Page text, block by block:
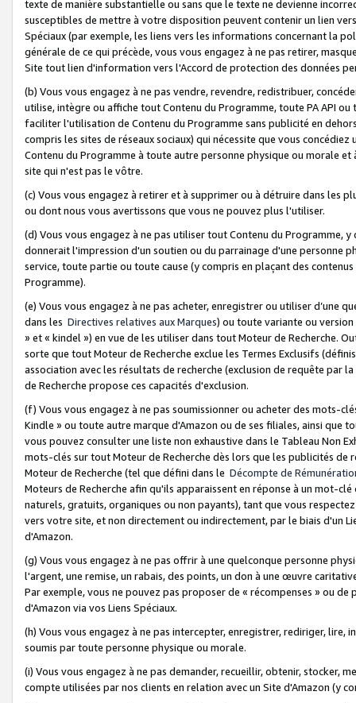
texte de manière substantielle ou sans que le texte ne devienne
susceptibles de mettre à votre disposition peuvent contenir un lien
Spéciaux (par exemple, les liens vers les informations concernant la
générale de ce qui précède, vous vous engagez à ne pas retirer,
Site tout lien d'information vers l'Accord de protection des données
(b) Vous vous engagez à ne pas vendre, revendre, redistribuer,
utilise, intègre ou affiche tout Contenu du Programme, toute PA API
faciliter l'utilisation de Contenu du Programme sans publicité en
compris les sites de réseaux sociaux) qui nécessite que vous
Contenu du Programme à toute autre personne physique ou morale
site qui n'est pas le vôtre.
(c) Vous vous engagez à retirer et à supprimer ou à détruire dans les
ou dont nous vous avertissons que vous ne pouvez plus l'utiliser.
(d) Vous vous engagez à ne pas utiliser tout Contenu du Programme,
donnerait l'impression d'un soutien ou du parrainage d'une personne
service, toute partie ou toute cause (y compris en plaçant des
Programme).
(e) Vous vous engagez à ne pas acheter, enregistrer ou utiliser d’une
dans les Directives relatives aux Marques) ou toute variante ou
» et « kindel ») en vue de les utiliser dans tout Moteur de Recherche.
sorte que tout Moteur de Recherche exclue les Termes Exclusifs
association avec les résultats de recherche (exclusion de requête
de Recherche propose ces capacités d'exclusion.
(f) Vous vous engagez à ne pas soumissionner ou acheter des mots-
Kindle » ou toute autre marque d'Amazon ou de ses filiales, ainsi que
vous pouvez consulter une liste non exhaustive dans le Tableau Non
mots-clés sur tout Moteur de Recherche dès lors que les publicités de
Moteur de Recherche (tel que défini dans le Décompte de
Moteurs de Recherche afin qu'ils apparaissent en réponse à un mot-
naturels, gratuits, organiques ou non payants), tant que vous
vers votre site, et non directement ou indirectement, par le biais d'un
d'Amazon.
(g) Vous vous engagez à ne pas offrir à une quelconque personne
l'argent, une remise, un rabais, des points, un don à une œuvre
Par exemple, vous ne pouvez pas proposer de « récompenses » ou
d'Amazon via vos Liens Spéciaux.
(h) Vous vous engagez à ne pas intercepter, enregistrer, rediriger,
soumis par toute personne physique ou morale.
(i) Vous vous engagez à ne pas demander, recueillir, obtenir, stocker,
compte utilisées par nos clients en relation avec un Site d'Amazon (y